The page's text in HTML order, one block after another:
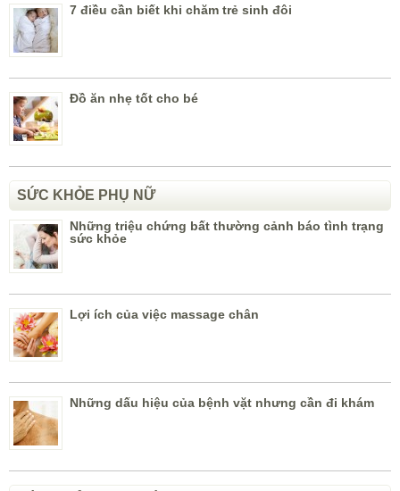
7 điều cần biết khi chăm trẻ sinh đôi
Đồ ăn nhẹ tốt cho bé
SỨC KHỎE PHỤ NỮ
Những triệu chứng bất thường cảnh báo tình trạng
sức khỏe
Lợi ích của việc massage chân
Những dấu hiệu của bệnh vặt nhưng cần đi khám